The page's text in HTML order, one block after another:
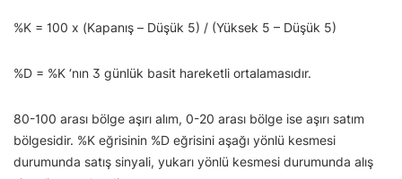
%K = 100 x (Kapanış – Düşük 5) / (Yüksek 5 – Düşük 5)
%D = %K ‘nın 3 günlük basit hareketli ortalamasıdır.
80-100 arası bölge aşırı alım, 0-20 arası bölge ise aşırı satım
bölgesidir. %K eğrisinin %D eğrisini aşağı yönlü kesmesi
durumunda satış sinyali, yukarı yönlü kesmesi durumunda alış